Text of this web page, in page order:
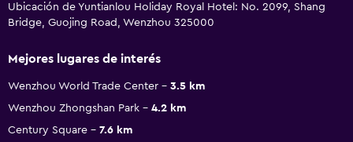
Ubicación de Yuntianlou Holiday Royal Hotel: No. 2099, Shang
Bridge, Guojing Road, Wenzhou 325000
Mejores lugares de interés
Wenzhou World Trade Center
3.5 km
Wenzhou Zhongshan Park
4.2 km
Century Square
7.6 km